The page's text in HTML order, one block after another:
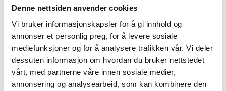
Denne nettsiden anvender cookies
Vi bruker informasjonskapsler for å gi innhold og
annonser et personlig preg, for å levere sosiale
mediefunksjoner og for å analysere trafikken vår. Vi deler
dessuten informasjon om hvordan du bruker nettstedet
vårt, med partnerne våre innen sosiale medier,
annonsering og analysearbeid, som kan kombinere den